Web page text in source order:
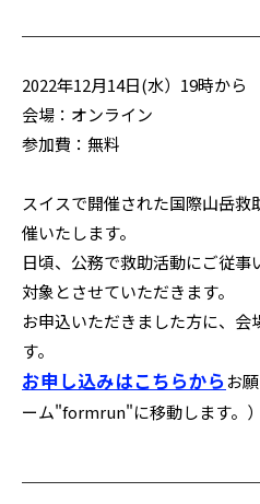
2022年12月14日(水）19時から
会場：オンライン
参加費：無料
スイスで開催された国際山岳救
催いたします。
日頃、公務で救助活動にご従事
対象とさせていただきます。
お申込いただきました方に、会
す。
お申し込みはこちらからお
ーム"formrun"に移動します。）